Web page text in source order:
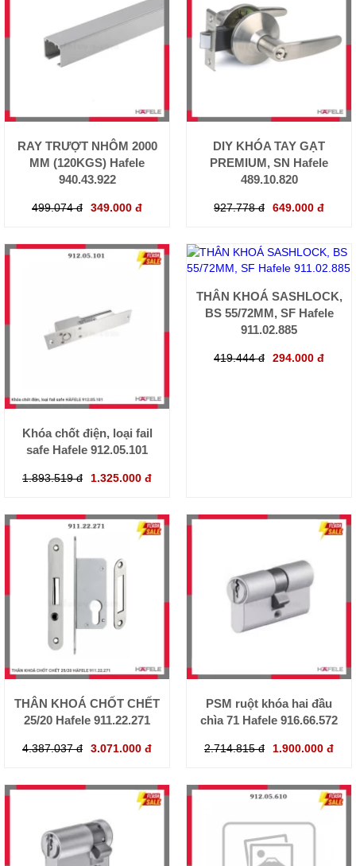
RAY TRƯỢT NHÔM 2000
MM (120KGS) Hafele
940.43.922
499.074 đ 349.000 đ
DIY KHÓA TAY GẠT
PREMIUM, SN Hafele
489.10.820
927.778 đ 649.000 đ
Khóa chốt điện, loại fail
safe Hafele 912.05.101
1.893.519 đ 1.325.000 đ
THÂN KHOÁ SASHLOCK,
BS 55/72MM, SF Hafele
911.02.885
419.444 đ 294.000 đ
THÂN KHOÁ CHỐT CHẾT
25/20 Hafele 911.22.271
4.387.037 đ 3.071.000 đ
PSM ruột khóa hai đầu
chìa 71 Hafele 916.66.572
2.714.815 đ 1.900.000 đ